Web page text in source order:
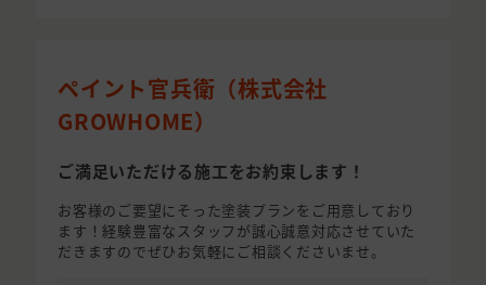
ペイント官兵衛（株式会社
GROWHOME）
ご満足いただける施工をお約束します！
お客様のご要望にそった塗装プランをご用意しており
ます！経験豊富なスタッフが誠心誠意対応させていた
だきますのでぜひお気軽にご相談くださいませ。